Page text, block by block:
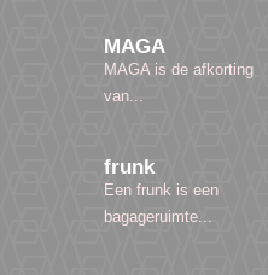
MAGA
MAGA is de afkorting
van...
frunk
Een frunk is een
bagageruimte...